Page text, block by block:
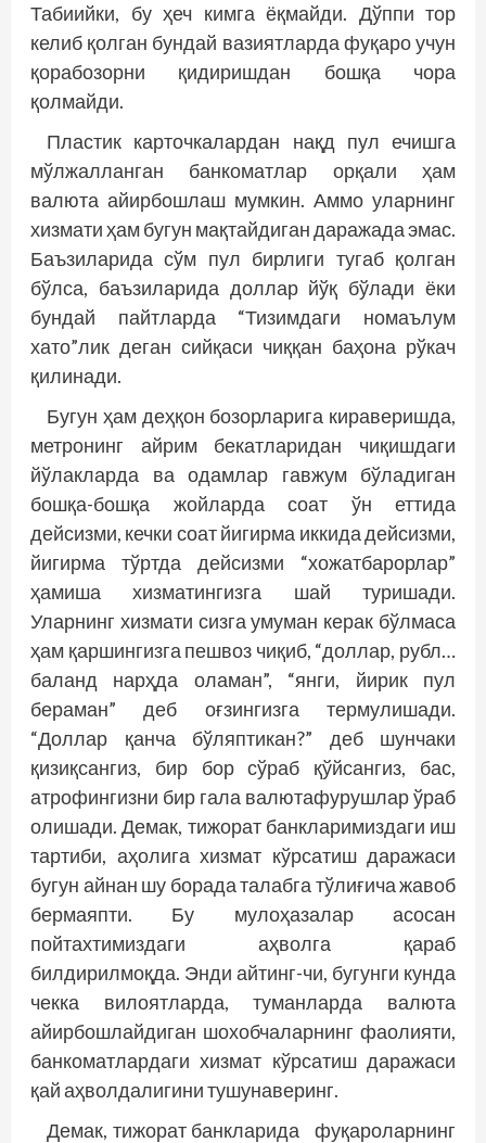
Табиийки, бу ҳеч кимга ёқмайди. Дўппи тор
келиб қолган бундай вазиятларда фуқаро учун
қорабозорни қидиришдан бош­­қа чора
қолмайди.
Пластик карточкалардан нақд пул ечишга
мўлжалланган банкоматлар орқали ҳам
валюта айирбошлаш мумкин. Аммо уларнинг
хизмати ҳам бугун мақтайдиган даражада эмас.
Баъзиларида сўм пул бирлиги тугаб қолган
бўлса, баъзиларида доллар йўқ бўлади ёки
бундай пайтларда “Тизимдаги номаълум
хато”лик деган сийқаси чиққан баҳона рўкач
қилинади.
Бугун ҳам деҳқон бозорларига кираверишда,
метронинг айрим бекатларидан чиқишдаги
йўлакларда ва одамлар гавжум бўладиган
бошқа-бошқа жойларда соат ўн еттида
дейсизми, кечки соат йигирма иккида дейсизми,
йигирма тўртда дейсизми “хожатбарорлар”
ҳамиша хизматингизга шай туришади.
Уларнинг хизмати сизга умуман керак бўлмаса
ҳам қаршингизга пешвоз чиқиб, “доллар, рубл…
баланд нарҳда оламан”, “янги, йирик пул
бераман” деб оғзингизга термулишади.
“Доллар қанча бўляптикан?” деб шунчаки
қизиқсангиз, бир бор сўраб қўйсангиз, бас,
атрофингизни бир гала валютафурушлар ўраб
олишади. Демак, тижорат банкларимиздаги иш
тартиби, аҳолига хизмат кўрсатиш даражаси
бугун айнан шу борада талабга тўлиғича жавоб
бермаяпти. Бу мулоҳазалар асосан
пойтахтимиздаги аҳволга қараб
билдирилмоқда. Энди айтинг-чи, бугунги кунда
чекка вилоятларда, туманларда валюта
айирбошлайдиган шохобчаларнинг фаолияти,
банкоматлардаги хизмат кўрсатиш даражаси
қай аҳволдалигини тушунаверинг.
Демак, тижорат банкларида фуқароларнинг